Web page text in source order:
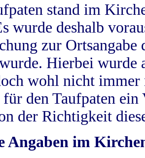
stand im
wurde deshalb
zur
Hierbei wurde
wohl nicht
für den Taufpaten
der Richtigkeit
Angaben im